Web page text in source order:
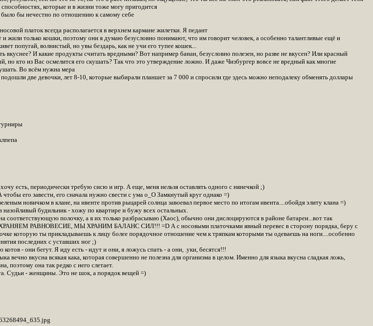
которые и в жизни тоже могу пригодится
бы нечестно по отношению к самому себе
платок всегда располагается в верхнем кармане жилетки. Я педант
жили только кошки, поэтому они я думаю безусловно понимают, что им говорит человек, а особенно талантливые ещё и
попугай, волнистый, но увы бездарь, как не учи его тупее кошек...
И какие продукты считать вредными? Вот например банан, безусловно полезен, но разве не вкусен? Или красный
но кто из Вас осмелится его скушать? Так что это утверждение ложно. И даже Чизбургер вовсе не вредный как многие
Во всём нужна мера
две девочки, лет 8-10, которые выбирали планшет за 7 000 и спросили где здесь можно неподалеку обменять доллары
есть, периодически требую сисю и игр. А еще, меня нельзя оставлять одного с нянечкой ;)
его завести, его сначала нужно свести с ума о_О Замкнутый круг однако =)
новичком в клане, на ивенте против рыцарей солнца завоевал первое место по итогам ивента....обойдя элиту клана =)
будильник - хожу по квартире и бужу всех остальных.
соответствующую полочку, а я их только разбрасываю (Хаос), обычно они дислоцируются в районе батареи...вот так
РАВНОВЕСИЕ, МЫ ХРАНИМ БАЛАНС СИЛ!!! =D А с носовыми платочками явный перевес в сторону порядка, беру с
которую ты прикладываешь к лицу более порядочное отношение чем к тряпкам которыми ты одеваешь на ноги....особенно
последних с уставших ног ;)
- они бегут. Я иду есть - идут и они, я ложусь спать - а они, .уки, бесятся!!!
вечно вкусна всякая кака, которая совершенно не полезна для организма в целом. Именно для языка вкусна сладкая ложь,
поэтому она так редко с него слетает.
Судьи - женщины. Это не шок, а порядок вещей =)